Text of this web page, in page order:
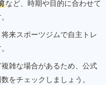
など、時期や目的に合わせて
来スポーツジムで自主トレ
雑な場合があるため、公式
をチェックしましょう。